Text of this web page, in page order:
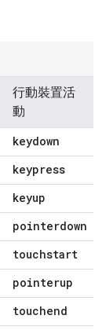
行動裝置活
動
keydown
keypress
keyup
pointerdown
touchstart
pointerup
touchend